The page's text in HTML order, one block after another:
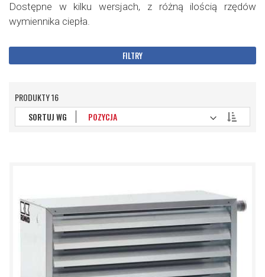
Dostępne w kilku wersjach, z różną ilością rzędów
wymiennika ciepła.
PRODUKTY16
SORTUJ WG
kierunek
FILTRY